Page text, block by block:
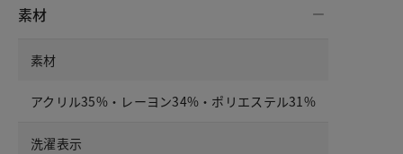
素材
素材
アクリル35%・レーヨン34%・ポリエステル31%
洗濯表示